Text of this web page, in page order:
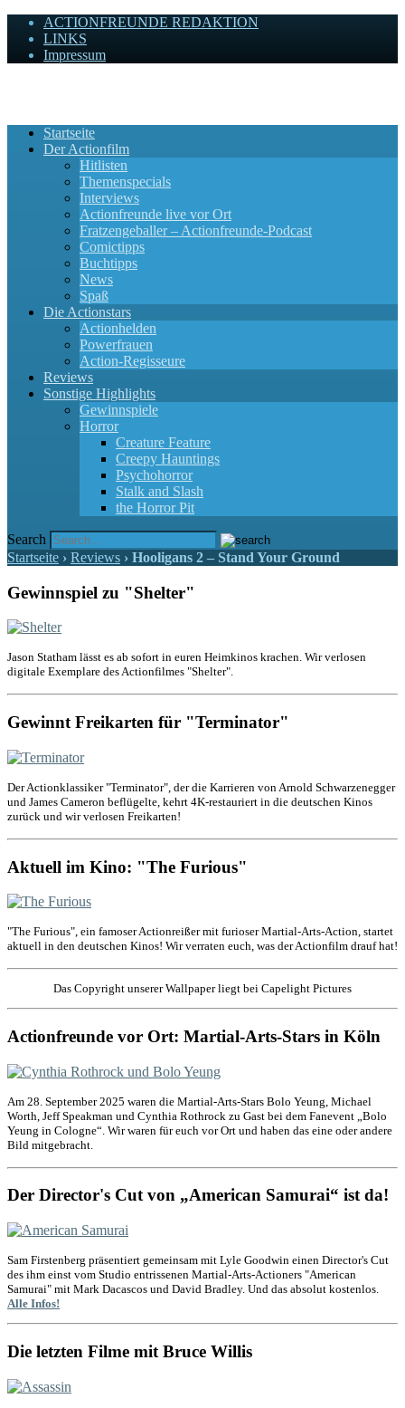
ACTIONFREUNDE REDAKTION
LINKS
Impressum
Startseite
Der Actionfilm
Hitlisten
Themenspecials
Interviews
Actionfreunde live vor Ort
Fratzengeballer – Actionfreunde-Podcast
Comictipps
Buchtipps
News
Spaß
Die Actionstars
Actionhelden
Powerfrauen
Action-Regisseure
Reviews
Sonstige Highlights
Gewinnspiele
Horror
Creature Feature
Creepy Hauntings
Psychohorror
Stalk and Slash
the Horror Pit
Search
Startseite › Reviews › Hooligans 2 – Stand Your Ground
Gewinnspiel zu "Shelter"
Jason Statham lässt es ab sofort in euren Heimkinos krachen. Wir verlosen
digitale Exemplare des Actionfilmes "Shelter".
Gewinnt Freikarten für "Terminator"
Der Actionklassiker "Terminator", der die Karrieren von Arnold Schwarzenegger
und James Cameron beflügelte, kehrt 4K-restauriert in die deutschen Kinos
zurück und wir verlosen Freikarten!
Aktuell im Kino: "The Furious"
"The Furious", ein famoser Actionreißer mit furioser Martial-Arts-Action, startet
aktuell in den deutschen Kinos! Wir verraten euch, was der Actionfilm drauf hat!
Das Copyright unserer Wallpaper liegt bei Capelight Pictures
Actionfreunde vor Ort: Martial-Arts-Stars in Köln
Am 28. September 2025 waren die Martial-Arts-Stars Bolo Yeung, Michael
Worth, Jeff Speakman und Cynthia Rothrock zu Gast bei dem Fanevent „Bolo
Yeung in Cologne“. Wir waren für euch vor Ort und haben das eine oder andere
Bild mitgebracht.
Der Director's Cut von „American Samurai“ ist da!
Sam Firstenberg präsentiert gemeinsam mit Lyle Goodwin einen Director's Cut
des ihm einst vom Studio entrissenen Martial-Arts-Actioners "American
Samurai" mit Mark Dacascos und David Bradley. Und das absolut kostenlos.
Alle Infos!
Die letzten Filme mit Bruce Willis